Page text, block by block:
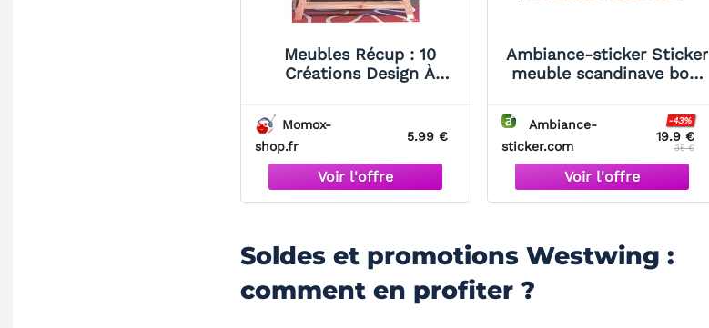
Meubles Récup : 10
Créations Design À
Momox-
shop.fr
5.99 €
Ambiance-sticker Sticker
meuble scandinave bois
Ambiance-
sticker.com
19.9 €
-43%
35 €
Soldes et promotions Westwing :
comment en profiter ?